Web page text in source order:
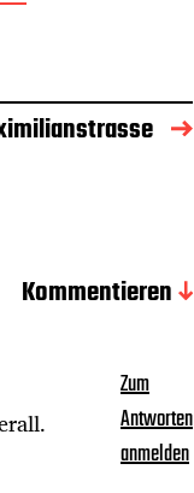
Kommentieren
Zum
Antworten
anmelden